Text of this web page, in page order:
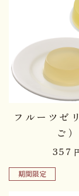
フルーツゼ
ご）
357
期間限定